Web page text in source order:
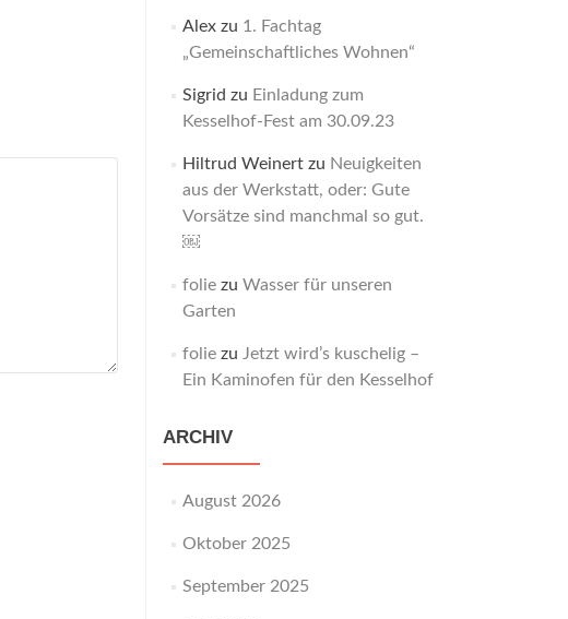
Alexzu 1. Fachtag
„Gemeinschaftliches Wohnen“
Sigrid zu Einladung zum
Kesselhof-Fest am 30.09.23
Hiltrud Weinertzu Neuigkeiten
aus der Werkstatt, oder: Gute
Vorsätze sind manchmal so gut.
￼
foliezu Wasser für unseren
Garten
foliezu Jetzt wird’s kuschelig –
Ein Kaminofen für den Kesselhof
ARCHIV
August 2026
Oktober 2025
September 2025